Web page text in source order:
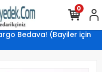
Bedava! (Bayiler için
0